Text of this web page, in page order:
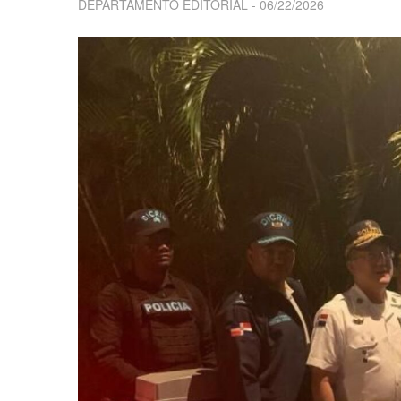
DEPARTAMENTO EDITORIAL 06/22/2026